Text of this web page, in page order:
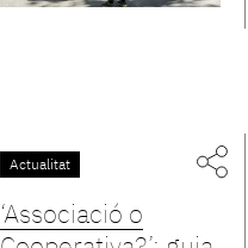
Actualitat
‘Associació o